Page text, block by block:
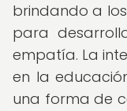
brindando a
para
empatía. La
en la
una forma de